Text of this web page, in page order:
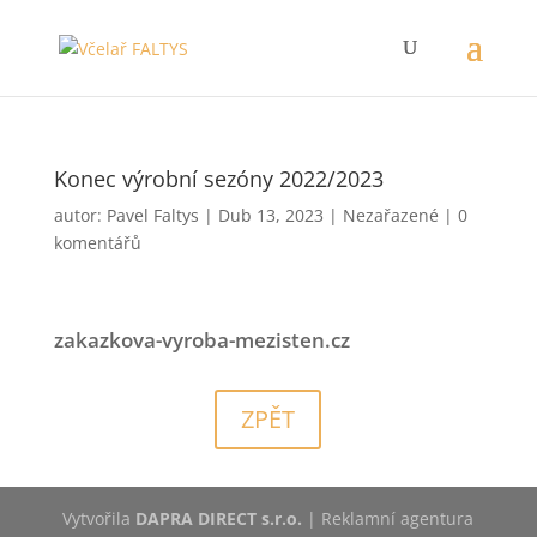
Konec výrobní sezóny 2022/2023
autor: Pavel Faltys | Dub 13, 2023 | Nezařazené | 0
komentářů
zakazkova-vyroba-mezisten.cz
ZPĚT
Vytvořila DAPRA DIRECT s.r.o. | Reklamní agentura